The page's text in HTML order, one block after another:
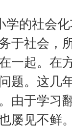
的社会化
于社会，
一起。在
题。这几
由于学习
屡见不鲜